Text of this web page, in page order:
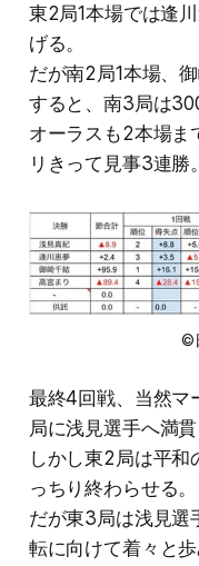
東2局1本場では逢
げる。
だが南2局1本場、
すると、南3局は
オーラスも2本場ま
リきって見事3連勝。
©
最終4回戦、当然マ
局に浅見選手へ満貫
しかし東2局は平和
っちり終わらせる。
だが東3局は浅見選
転に向けて着々と歩